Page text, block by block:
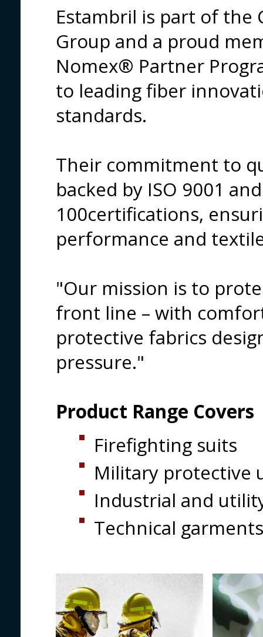
Estambril is part of the
Group and a proud
Nomex® Partner
to leading fiber
standards.
Their commitment to
backed by ISO 9001
100certifications,
performance and
"Our mission is to
front line – with
protective fabrics
pressure."
Product Range Covers
Firefighting suits
Military protective
Industrial and
Technical